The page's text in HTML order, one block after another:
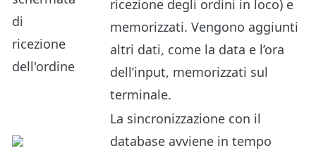
ricezione degli ordini in loco) e
memorizzati. Vengono aggiunti
altri dati, come la data e l’ora
dell’input, memorizzati sul
terminale.
La sincronizzazione con il
database avviene in tempo